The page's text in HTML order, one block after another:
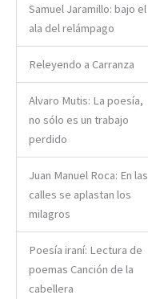
Samuel Jaramillo: bajo el
ala del relámpago
Releyendo a Carranza
Alvaro Mutis: La poesía,
no sólo es un trabajo
perdido
Juan Manuel Roca: En las
calles se aplastan los
milagros
Poesía iraní: Lectura de
poemas Canción de la
cabellera